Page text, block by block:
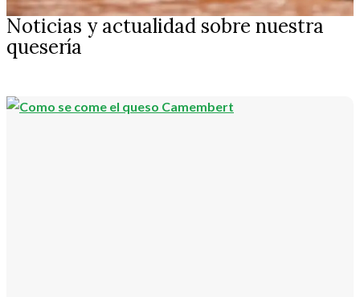
Noticias y actualidad sobre nuestra
quesería